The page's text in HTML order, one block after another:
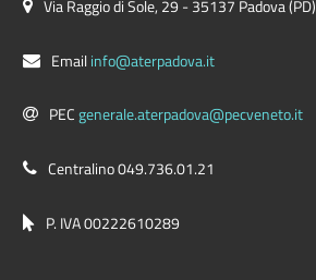
Via Raggio di Sole, 29 - 35137 Padova (PD)
Emailinfo@aterpadova.it
PECgenerale.aterpadova@pecveneto.it
Centralino 049.736.01.21
P. IVA 00222610289